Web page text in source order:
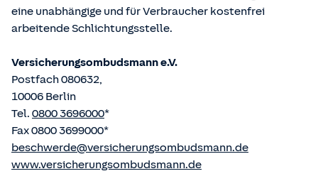
eine unabhängige und für Verbraucher kostenfrei
arbeitende Schlichtungsstelle.
Versicherungsombudsmann e.V.
Postfach 080632,
10006 Berlin
Tel. 0800 3696000*
Fax 0800 3699000*
beschwerde@versicherungsombudsmann.de
www.versicherungsombudsmann.de